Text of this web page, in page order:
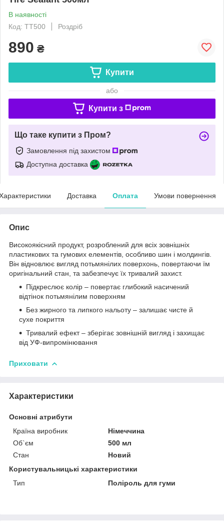
В наявності
Код: TT500
Роздріб
890 ₴
Купити
або
Купити з
Що таке купити з Пром?
Замовлення під захистом
Доступна доставка
Доставка Оплата Умови повернення
Опис
Високоякісний продукт, розроблений для всіх зовнішніх
пластикових та гумових елементів, особливо шин і молдингів.
Він відновлює вигляд потьмянілих поверхонь, повертаючи їм
оригінальний стан, та забезпечує їх тривалий захист.
Підкреслює колір – повертає глибокий насичений
відтінок потьмянілим поверхням
Без жирного та липкого нальоту – залишає чисте й
сухе покриття
Тривалий ефект – зберігає зовнішній вигляд і захищає
від УФ-випромінювання
Приховати
Характеристики
Основні атрибути
Країна виробник
Німеччина
Об`єм
500 мл
Стан
Новий
Користувальницькі характеристики
Тип
Поліроль для гуми